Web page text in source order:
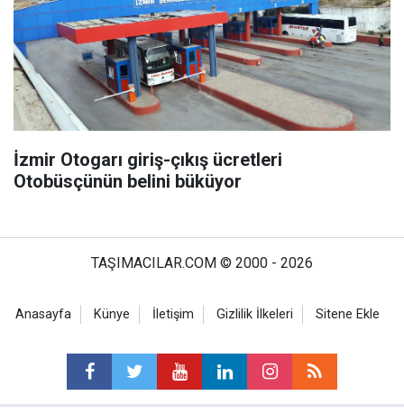
İzmir Otogarı giriş-çıkış ücretleri
Otobüsçünün belini büküyor
TAŞIMACILAR.COM © 2000 - 2026
Anasayfa Künye İletişim Gizlilik İlkeleri Sitene Ekle